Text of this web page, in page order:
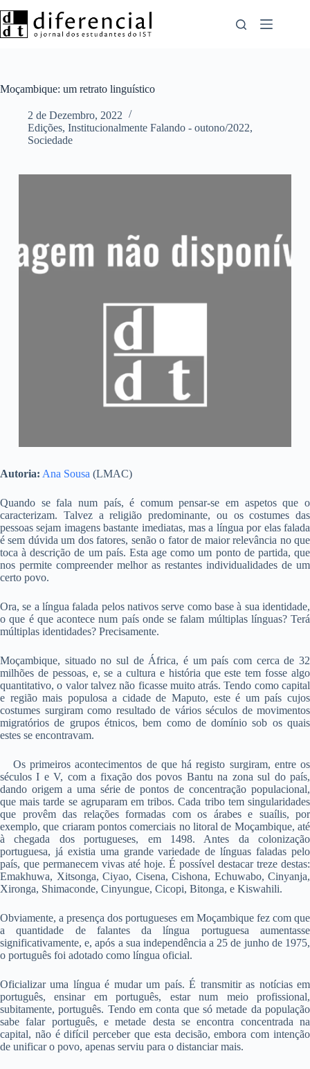
para
o
Moçambique: um retrato linguístico
2 de Dezembro, 2022
Edições, Institucionalmente Falando - outono/2022,
Sociedade
Autoria: Ana Sousa (LMAC)
Quando se fala num país, é comum pensar-se em aspetos que o
caracterizam. Talvez a religião predominante, ou os costumes das
pessoas sejam imagens bastante imediatas, mas a língua por elas falada
é sem dúvida um dos fatores, senão o fator de maior relevância no que
toca à descrição de um país. Esta age como um ponto de partida, que
nos permite compreender melhor as restantes individualidades de um
certo povo.
Ora, se a língua falada pelos nativos serve como base à sua identidade,
o que é que acontece num país onde se falam múltiplas línguas? Terá
múltiplas identidades? Precisamente.
Moçambique, situado no sul de África, é um país com cerca de 32
milhões de pessoas, e, se a cultura e história que este tem fosse algo
quantitativo, o valor talvez não ficasse muito atrás. Tendo como capital
e região mais populosa a cidade de Maputo, este é um país cujos
costumes surgiram como resultado de vários séculos de movimentos
migratórios de grupos étnicos, bem como de domínio sob os quais
estes se encontravam.
Os primeiros acontecimentos de que há registo surgiram, entre os
séculos I e V, com a fixação dos povos Bantu na zona sul do país,
dando origem a uma série de pontos de concentração populacional,
que mais tarde se agruparam em tribos. Cada tribo tem singularidades
que provêm das relações formadas com os árabes e suaílis, por
exemplo, que criaram pontos comerciais no litoral de Moçambique, até
à chegada dos portugueses, em 1498. Antes da colonização
portuguesa, já existia uma grande variedade de línguas faladas pelo
país, que permanecem vivas até hoje. É possível destacar treze destas:
Emakhuwa, Xitsonga, Ciyao, Cisena, Cishona, Echuwabo, Cinyanja,
Xironga, Shimaconde, Cinyungue, Cicopi, Bitonga, e Kiswahili.
Obviamente, a presença dos portugueses em Moçambique fez com que
a quantidade de falantes da língua portuguesa aumentasse
significativamente, e, após a sua independência a 25 de junho de 1975,
o português foi adotado como língua oficial.
Oficializar uma língua é mudar um país. É transmitir as notícias em
português, ensinar em português, estar num meio profissional,
subitamente, português. Tendo em conta que só metade da população
sabe falar português, e metade desta se encontra concentrada na
capital, não é difícil perceber que esta decisão, embora com intenção
de unificar o povo, apenas serviu para o distanciar mais.